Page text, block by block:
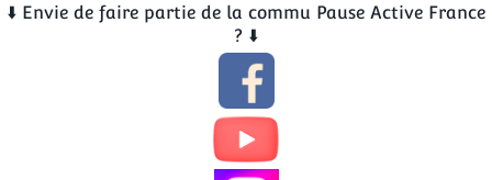
​⬇️​ Envie de faire partie de la commu Pause Active France
? ​⬇️​